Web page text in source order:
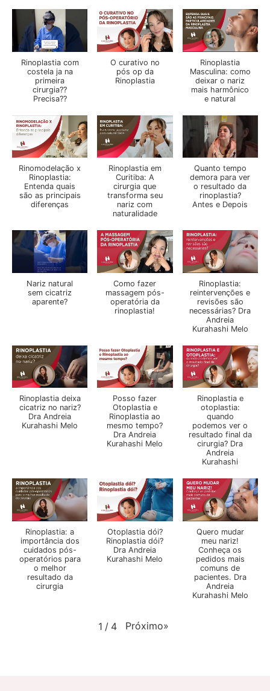
Rinoplastia com
costela ja na
primeira
cirurgia??
Precisa??
O curativo no
pós op da
Rinoplastia
Rinoplastia
Masculina: como
deixar o nariz
mais harmônico
e natural
Rinomodelação x
Rinoplastia:
Entenda quais
são as principais
diferenças
Rinoplastia em
Curitiba: A
cirurgia que
transforma seu
nariz com
naturalidade
Quanto tempo
demora para ver
o resultado da
rinoplastia?
Antes e Depois
Nariz natural
sem cicatriz
aparente?
Como fazer
massagem pós-
operatória da
rinoplastia!
Rinoplastia:
reintervenções e
revisões são
necessárias? Dra
Andreia
Kurahashi Melo
Rinoplastia deixa
cicatriz no nariz?
Dra Andreia
Kurahashi Melo
Posso fazer
Otoplastia e
Rinoplastia ao
mesmo tempo?
Dra Andreia
Kurahashi Melo
Rinoplastia e
otoplastia:
quando
podemos ver o
resultado final da
cirurgia? Dra
Andreia
Kurahashi
Rinoplastia: a
importância dos
cuidados pós-
operatórios para
o melhor
resultado da
cirurgia
Otoplastia dói?
Rinoplastia dói?
Dra Andreia
Kurahashi Melo
Quero mudar
meu nariz!
Conheça os
pedidos mais
comuns de
pacientes. Dra
Andreia
Kurahashi Melo
1 / 4 Próximo»